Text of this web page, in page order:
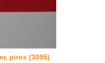
piros (3095)